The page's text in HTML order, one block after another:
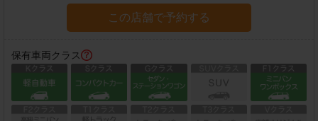
この店舗で予約する
保有車両クラス